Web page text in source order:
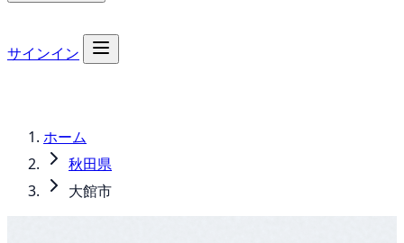
サインイン
ホーム
秋田県
大館市